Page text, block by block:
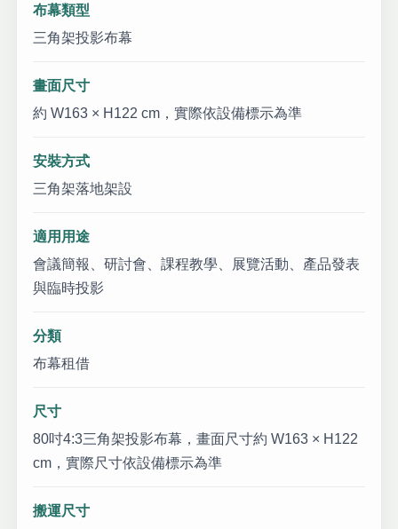
布幕類型
三角架投影布幕
畫面尺寸
約 W163 × H122 cm，實際依設備標示為準
安裝方式
三角架落地架設
適用用途
會議簡報、研討會、課程教學、展覽活動、產品發表
與臨時投影
分類
布幕租借
尺寸
80吋4:3三角架投影布幕，畫面尺寸約 W163 × H122
cm，實際尺寸依設備標示為準
搬運尺寸